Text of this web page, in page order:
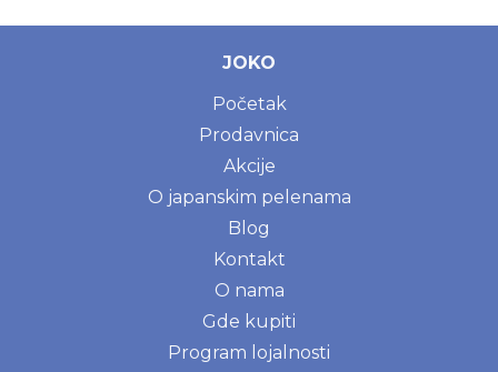
JOKO
Početak
Prodavnica
Akcije
O japanskim pelenama
Blog
Kontakt
O nama
Gde kupiti
Program lojalnosti